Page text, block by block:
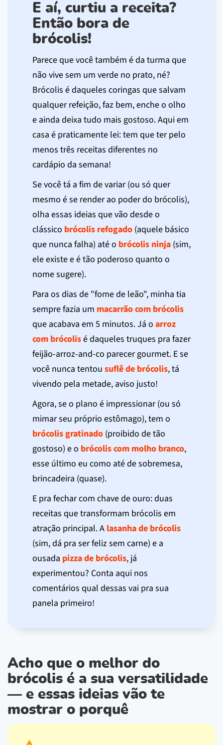
E aí, curtiu a receita?
Então bora de
brócolis!
Parece que você também é da turma que
não vive sem um verde no prato, né?
Brócolis é daqueles coringas que salvam
qualquer refeição, faz bem, enche o olho
e ainda deixa tudo mais gostoso. Aqui em
casa é praticamente lei: tem que ter pelo
menos três receitas diferentes no
cardápio da semana!
Se você tá a fim de variar (ou só quer
mesmo é se render ao poder do brócolis),
olha essas ideias que vão desde o
clássico brócolis refogado (aquele básico
que nunca falha) até o brócolis ninja (sim,
ele existe e é tão poderoso quanto o
nome sugere).
Para os dias de "fome de leão", minha tia
sempre fazia um macarrão com brócolis
que acabava em 5 minutos. Já o arroz
com brócolisé daqueles truques pra fazer
feijão-arroz-and-co parecer gourmet. E se
você nunca tentou suflê de brócolis, tá
vivendo pela metade, aviso justo!
Agora, se o plano é impressionar (ou só
mimar seu próprio estômago), tem o
brócolis gratinado (proibido de tão
gostoso) e o brócolis com molho branco,
esse último eu como até de sobremesa,
brincadeira (quase).
E pra fechar com chave de ouro: duas
receitas que transformam brócolis em
atração principal. A lasanha de brócolis
(sim, dá pra ser feliz sem carne) e a
ousada pizza de brócolis, já
experimentou? Conta aqui nos
comentários qual dessas vai pra sua
panela primeiro!
Acho que o melhor do
brócolis é a sua versatilidade
— e essas ideias vão te
mostrar o porquê